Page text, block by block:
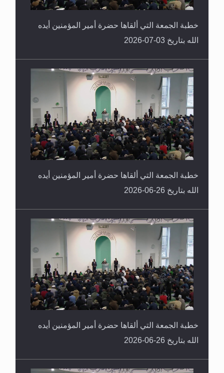
خطبة الجمعة التي ألقاها حضرة أمير المؤمنين أيده
الله بتاريخ 03-07-2026
خطبة الجمعة التي ألقاها حضرة أمير المؤمنين أيده
الله بتاريخ 26-06-2026
خطبة الجمعة التي ألقاها حضرة أمير المؤمنين أيده
الله بتاريخ 26-06-2026